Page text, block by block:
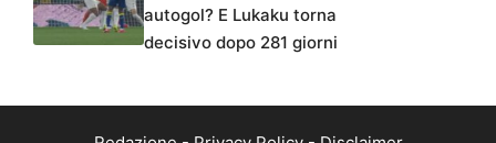
autogol? E Lukaku torna
decisivo dopo 281 giorni